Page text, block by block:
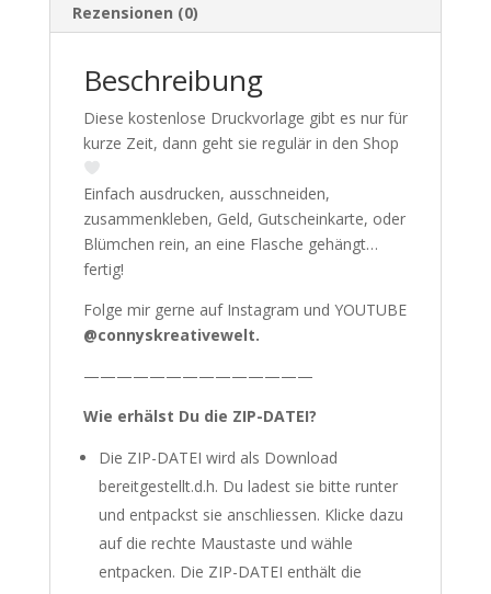
Rezensionen (0)
Beschreibung
Diese kostenlose Druckvorlage gibt es nur für
kurze Zeit, dann geht sie regulär in den Shop
Einfach ausdrucken, ausschneiden,
zusammenkleben, Geld, Gutscheinkarte, oder
Blümchen rein, an eine Flasche gehängt…
fertig!
Folge mir gerne auf Instagram und YOUTUBE
@connyskreativewelt.
——————————————
Wie erhälst Du die ZIP-DATEI?
Die ZIP-DATEI wird als Download
bereitgestellt.d.h. Du ladest sie bitte runter
und entpackst sie anschliessen. Klicke dazu
auf die rechte Maustaste und wähle
entpacken. Die ZIP-DATEI enthält die